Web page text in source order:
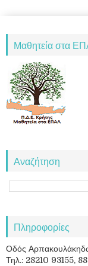
Μαθητεία στα
Αναζήτηση
Πληροφορίες
Οδός
Τηλ.: 28210 93155,